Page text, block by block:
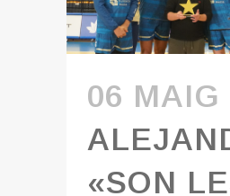
06 MAIG
«SON